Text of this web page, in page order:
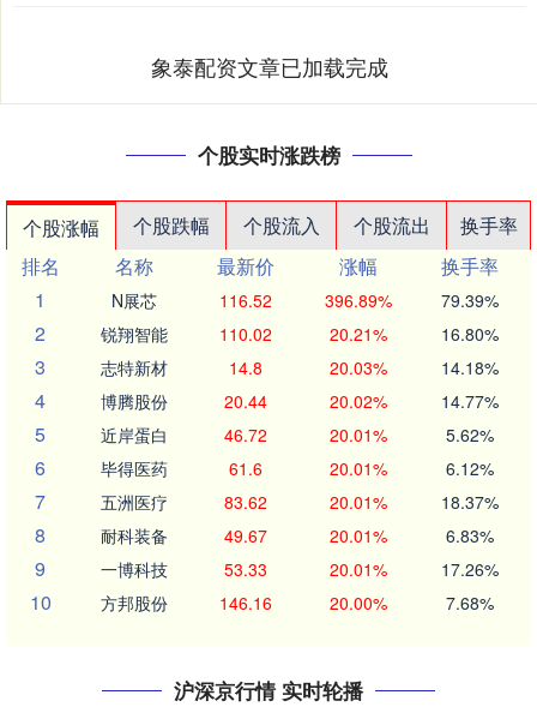
象泰配资文章已加载完成
个股实时涨跌榜
个股涨幅 个股跌幅 个股流入 个股流出
换手率
排名
名称 最新价 涨幅
换手率
1
N展芯 116.52 396.89% 79.39%
2 锐翔智能 110.02 20.21% 16.80%
3 志特新材 14.8 20.03% 14.18%
4 博腾股份 20.44 20.02% 14.77%
5 近岸蛋白 46.72 20.01% 5.62%
6 毕得医药 61.6 20.01% 6.12%
7 五洲医疗 83.62 20.01% 18.37%
8 耐科装备 49.67 20.01% 6.83%
9 一博科技 53.33 20.01% 17.26%
10 方邦股份 146.16 20.00% 7.68%
沪深京行情 实时轮播